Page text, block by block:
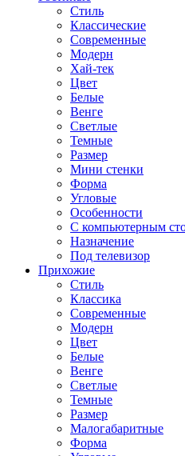
Стиль
Классические
Современные
Модерн
Хай-тек
Цвет
Белые
Венге
Светлые
Темные
Размер
Мини стенки
Форма
Угловые
Особенности
С компьютерным
Назначение
Под телевизор
Прихожие
Стиль
Классика
Современные
Модерн
Цвет
Белые
Венге
Светлые
Темные
Размер
Малогабаритные
Форма